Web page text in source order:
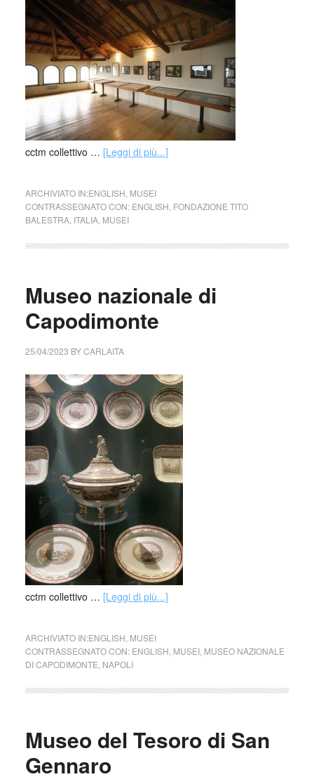
cctm collettivo … [Leggi di più...]
ARCHIVIATO IN:ENGLISH MUSEI
CONTRASSEGNATO CON: ENGLISH FONDAZIONE TITO
BALESTRA, ITALIA, MUSEI
Museo nazionale di
Capodimonte
25/04/2023 BYCARLAITA
cctm collettivo … [Leggi di più...]
ARCHIVIATO IN:ENGLISH MUSEI
CONTRASSEGNATO CON: ENGLISH MUSEI, MUSEO NAZIONALE
DI CAPODIMONTE NAPOLI
Museo del Tesoro di San
Gennaro